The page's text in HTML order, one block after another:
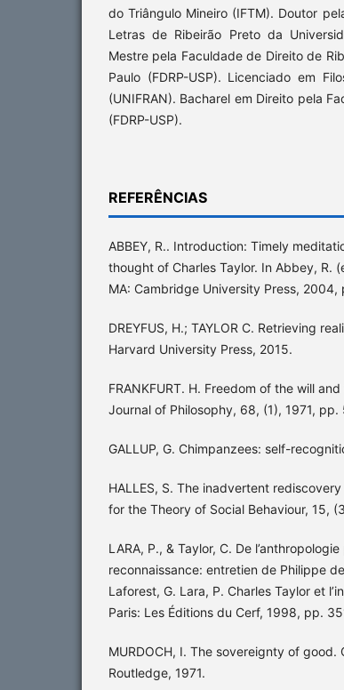
do Triângulo Mineiro (IFTM). Doutor
Letras de Ribeirão Preto da
Mestre pela Faculdade de Direito de
Paulo (FDRP-USP). Licenciado em
(UNIFRAN). Bacharel em Direito pela
(FDRP-USP).
REFERÊNCIAS
ABBEY, R.. Introduction: Timely
thought of Charles Taylor. In Abbey, R.
MA: Cambridge University Press, 2004,
DREYFUS, H.; TAYLOR C. Retrieving
Harvard University Press, 2015.
FRANKFURT. H. Freedom of the will
Journal of Philosophy, 68, (1), 1971, pp.
GALLUP, G. Chimpanzees: self-
HALLES, S. The inadvertent
for the Theory of Social Behaviour, 15,
LARA, P., & Taylor, C. De
reconnaissance: entretien de Philippe
Laforest, G. Lara, P. Charles Taylor et
Paris: Les Éditions du Cerf, 1998, pp.
MURDOCH, I. The sovereignty of good.
Routledge, 1971.